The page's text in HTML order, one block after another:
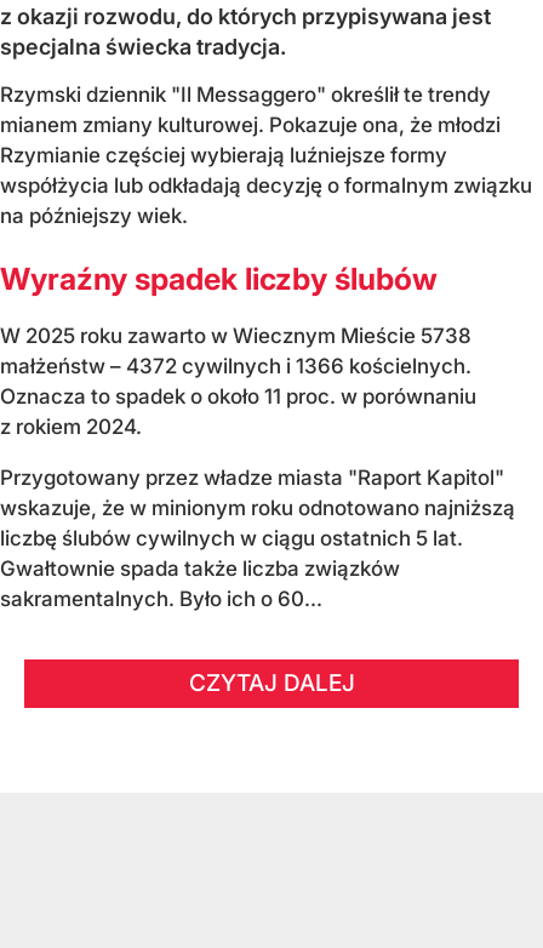
z okazji rozwodu, do których przypisywana jest
specjalna świecka tradycja.
Rzymski dziennik "Il Messaggero" określił te trendy
mianem zmiany kulturowej. Pokazuje ona, że młodzi
Rzymianie częściej wybierają luźniejsze formy
współżycia lub odkładają decyzję o formalnym związku
na późniejszy wiek.
Wyraźny spadek liczby ślubów
W 2025 roku zawarto w Wiecznym Mieście 5738
małżeństw – 4372 cywilnych i 1366 kościelnych.
Oznacza to spadek o około 11 proc. w porównaniu
z rokiem 2024.
Przygotowany przez władze miasta "Raport Kapitol"
wskazuje, że w minionym roku odnotowano najniższą
liczbę ślubów cywilnych w ciągu ostatnich 5 lat.
Gwałtownie spada także liczba związków
sakramentalnych. Było ich o 60...
CZYTAJ DALEJ